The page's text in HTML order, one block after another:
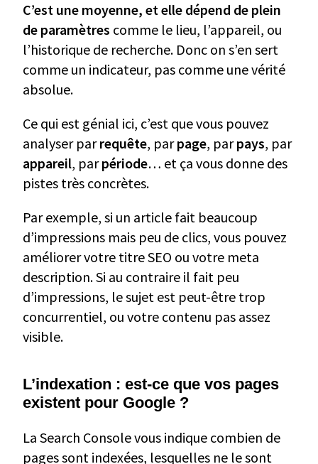
C’est une moyenne, et elle dépend de plein
de paramètres comme le lieu, l’appareil, ou
l’historique de recherche. Donc on s’en sert
comme un indicateur, pas comme une vérité
absolue.
Ce qui est génial ici, c’est que vous pouvez
analyser parrequête, parpage, parpays, par
appareil, parpériode… et ça vous donne des
pistes très concrètes.
Par exemple, si un article fait beaucoup
d’impressions mais peu de clics, vous pouvez
améliorer votre titre SEO ou votre meta
description. Si au contraire il fait peu
d’impressions, le sujet est peut-être trop
concurrentiel, ou votre contenu pas assez
visible.
L’indexation : est-ce que vos pages
existent pour Google ?
La Search Console vous indique combien de
pages sont indexées, lesquelles ne le sont